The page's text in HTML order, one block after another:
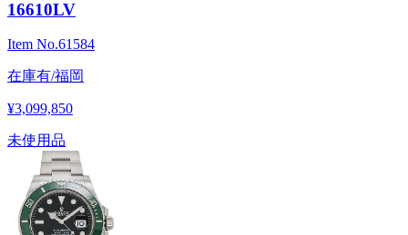
16610LV
Item No.61584
在庫有/福岡
¥3,099,850
未使用品